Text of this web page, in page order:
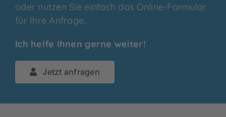
oder nutzen Sie einfach das Online-Formular
für Ihre Anfrage.
Ich helfe Ihnen gerne weiter!
Jetzt anfragen